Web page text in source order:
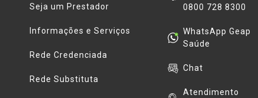
Seja um Prestador
Informações e Serviços
Rede Credenciada
Rede Substituta
0800 728 8300
WhatsApp Geap
Saúde
Chat
Atendimento